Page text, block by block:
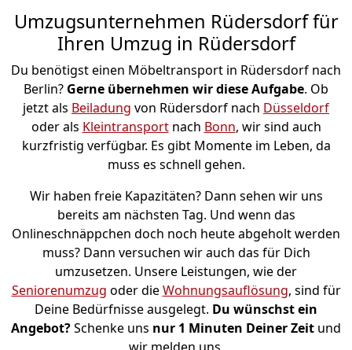
Umzugsunternehmen Rüdersdorf für
Ihren Umzug in Rüdersdorf
Du benötigst einen Möbeltransport in Rüdersdorf nach
Berlin? Gerne übernehmen wir diese Aufgabe. Ob
jetzt als Beiladung von Rüdersdorf nach Düsseldorf
oder als Kleintransportnach Bonn, wir sind auch
kurzfristig verfügbar. Es gibt Momente im Leben, da
muss es schnell gehen.
Wir haben freie Kapazitäten? Dann sehen wir uns
bereits am nächsten Tag. Und wenn das
Onlineschnäppchen doch noch heute abgeholt werden
muss? Dann versuchen wir auch das für Dich
umzusetzen. Unsere Leistungen, wie der
Seniorenumzug oder dieWohnungsauflösung, sind für
Deine Bedürfnisse ausgelegt. Du wünschst ein
Angebot?Schenke uns nur 1 Minuten Deiner Zeit und
wir melden uns.